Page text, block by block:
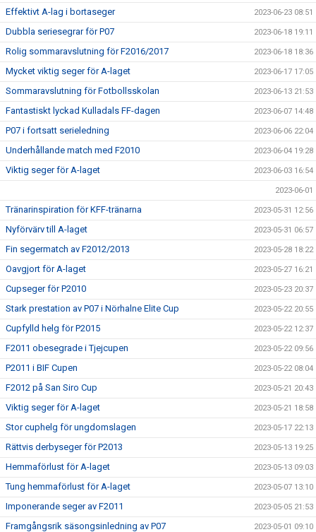
Effektivt A-lag i bortaseger 2023-06-23 08:51
Dubbla seriesegrar för P07 2023-06-18 19:11
Rolig sommaravslutning för F2016/2017 2023-06-18 18:36
Mycket viktig seger för A-laget 2023-06-17 17:05
Sommaravslutning för Fotbollsskolan 2023-06-13 21:53
Fantastiskt lyckad Kulladals FF-dagen 2023-06-07 14:48
P07 i fortsatt serieledning 2023-06-06 22:04
Underhållande match med F2010 2023-06-04 19:28
Viktig seger för A-laget 2023-06-03 16:54
2023-06-01
Tränarinspiration för KFF-tränarna 2023-05-31 12:56
Nyförvärv till A-laget 2023-05-31 06:57
Fin segermatch av F2012/2013 2023-05-28 18:22
Oavgjort för A-laget 2023-05-27 16:21
Cupseger för P2010 2023-05-23 20:37
Stark prestation av P07 i Nörhalne Elite Cup 2023-05-22 20:55
Cupfylld helg för P2015 2023-05-22 12:37
F2011 obesegrade i Tjejcupen 2023-05-22 09:56
P2011 i BIF Cupen 2023-05-22 08:04
F2012 på San Siro Cup 2023-05-21 20:43
Viktig seger för A-laget 2023-05-21 18:58
Stor cuphelg för ungdomslagen 2023-05-17 22:13
Rättvis derbyseger för P2013 2023-05-13 19:25
Hemmaförlust för A-laget 2023-05-13 09:03
Tung hemmaförlust för A-laget 2023-05-07 13:10
Imponerande seger av F2011 2023-05-05 21:53
Framgångsrik säsongsinledning av P07 2023-05-01 09:10